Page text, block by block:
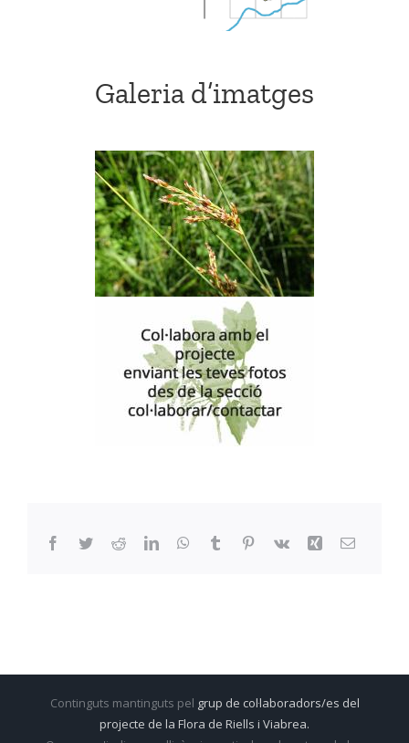
Galeria d’imatges
Facebook
TwitterRedditLinkedInWhatsApp
Tumblr Pinterest
Vk Xing Email:
Continguts mantinguts pel grup de col·laboradors/es del
projecte de la Flora de Riells i Viabrea.